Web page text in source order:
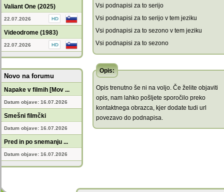
Valiant One (2025)
22.07.2026
Videodrome (1983)
22.07.2026
Novo na forumu
Napake v filmih [Mov ...
Datum objave: 16.07.2026
Smešni filmčki
Datum objave: 16.07.2026
Pred in po snemanju ...
Datum objave: 16.07.2026
Vsi podnapisi za to serijo
Vsi podnapisi za to serijo v tem jeziku
Vsi podnapisi za to sezono v tem jeziku
Vsi podnapisi za to sezono
Opis:
Opis trenutno še ni na voljo. Če želite objaviti
opis, nam lahko pošljete sporočilo preko
kontaktnega obrazca, kjer dodate tudi url
povezavo do podnapisa.